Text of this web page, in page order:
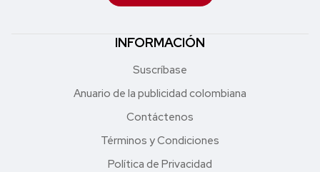
INFORMACIÓN
Suscríbase
Anuario de la publicidad colombiana
Contáctenos
Términos y Condiciones
Política de Privacidad